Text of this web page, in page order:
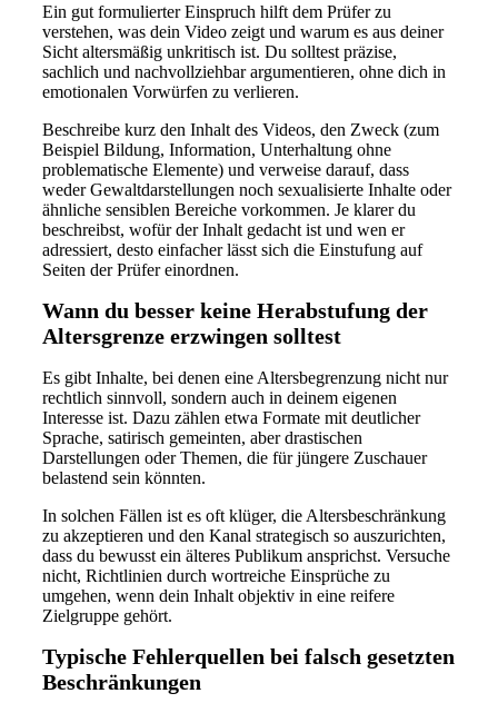
Ein gut formulierter Einspruch hilft dem Prüfer zu
verstehen, was dein Video zeigt und warum es aus deiner
Sicht altersmäßig unkritisch ist. Du solltest präzise,
sachlich und nachvollziehbar argumentieren, ohne dich in
emotionalen Vorwürfen zu verlieren.
Beschreibe kurz den Inhalt des Videos, den Zweck (zum
Beispiel Bildung, Information, Unterhaltung ohne
problematische Elemente) und verweise darauf, dass
weder Gewaltdarstellungen noch sexualisierte Inhalte oder
ähnliche sensiblen Bereiche vorkommen. Je klarer du
beschreibst, wofür der Inhalt gedacht ist und wen er
adressiert, desto einfacher lässt sich die Einstufung auf
Seiten der Prüfer einordnen.
Wann du besser keine Herabstufung der
Altersgrenze erzwingen solltest
Es gibt Inhalte, bei denen eine Altersbegrenzung nicht nur
rechtlich sinnvoll, sondern auch in deinem eigenen
Interesse ist. Dazu zählen etwa Formate mit deutlicher
Sprache, satirisch gemeinten, aber drastischen
Darstellungen oder Themen, die für jüngere Zuschauer
belastend sein könnten.
In solchen Fällen ist es oft klüger, die Altersbeschränkung
zu akzeptieren und den Kanal strategisch so auszurichten,
dass du bewusst ein älteres Publikum ansprichst. Versuche
nicht, Richtlinien durch wortreiche Einsprüche zu
umgehen, wenn dein Inhalt objektiv in eine reifere
Zielgruppe gehört.
Typische Fehlerquellen bei falsch gesetzten
Beschränkungen